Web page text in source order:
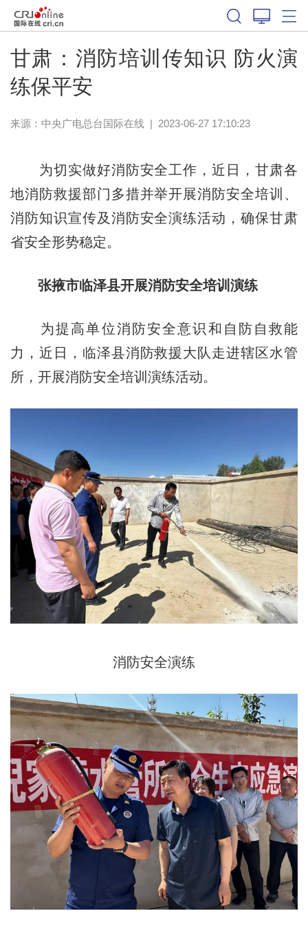
甘肃：消防培训传知识 防火演
练保平安
来源：中央广电总台国际在线| 2023-06-27 17:10:23
为切实做好消防安全工作，近日，甘肃各
地消防救援部门多措并举开展消防安全培训、
消防知识宣传及消防安全演练活动，确保甘肃
省安全形势稳定。
张掖市临泽县开展消防安全培训演练
为提高单位消防安全意识和自防自救能
力，近日，临泽县消防救援大队走进辖区水管
所，开展消防安全培训演练活动。
消防安全演练